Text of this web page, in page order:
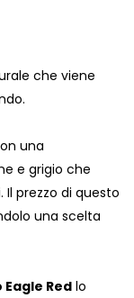
che viene
una
e grigio che
prezzo di questo
una scelta
Redlo